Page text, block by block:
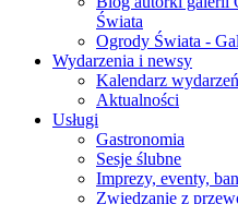
Świata
Ogrody Świata -
Wydarzenia i newsy
Kalendarz wydarzeń
Aktualności
Usługi
Gastronomia
Sesje ślubne
Imprezy, eventy,
Zwiedzanie z